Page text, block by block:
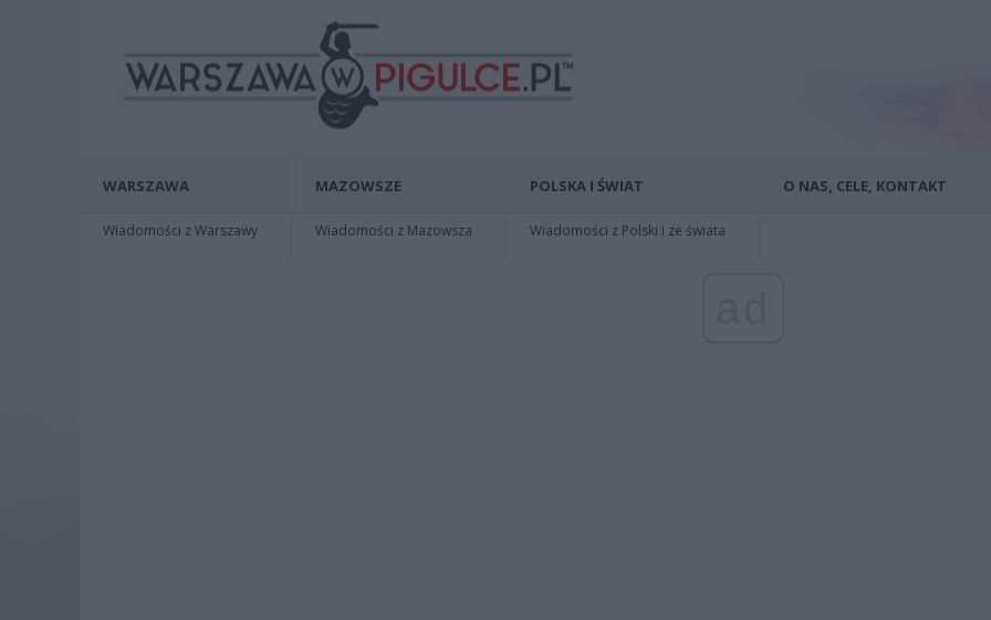
WARSZAWA
Wiadomości z Warszawy
MAZOWSZE
Wiadomości z Mazowsza
POLSKA I ŚWIAT
Wiadomości z Polski i ze świata
O NAS, CELE, KONTAKT